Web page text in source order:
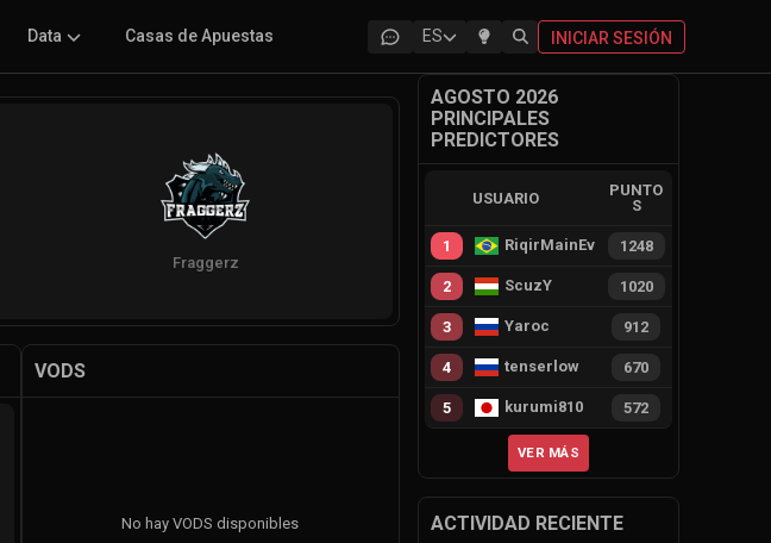
Data Casas de Apuestas ES INICIAR SESIÓN
Fraggerz
VODS
No hay VODS disponibles
AGOSTO 2026
PRINCIPALES
PREDICTORES
USUARIO
PUNTO
S
1 RiqirMainEvie 1248
2 ScuzY 1020
3 Yaroc 912
4 tenserlow 670
5 kurumi810 572
VER MÁS
ACTIVIDAD RECIENTE